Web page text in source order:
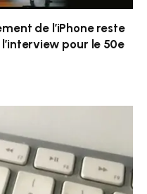
de l’iPhone reste
pour le 50e